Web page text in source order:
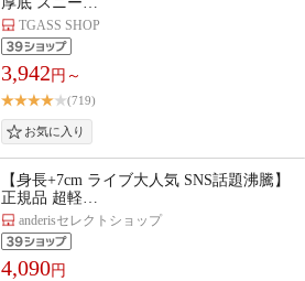
TGASS SHOP
3,942 円～
(719)
【身長+7cm ライブ大人気 SNS話題沸騰】
正規品 超軽…
anderisセレクトショップ
4,090円